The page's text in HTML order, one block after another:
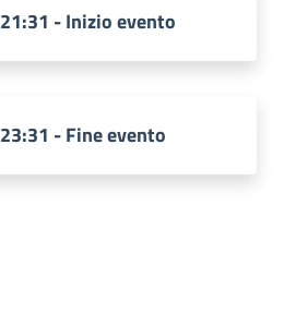
21:31 - Inizio evento
23:31 - Fine evento